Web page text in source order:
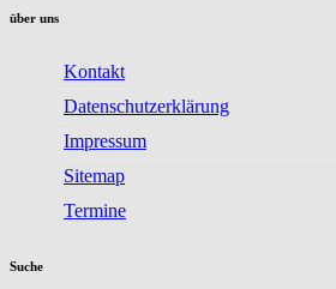
über uns
Kontakt
Datenschutzerklärung
Impressum
Sitemap
Termine
Suche